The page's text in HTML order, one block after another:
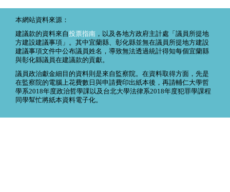
本網站資料來源：
建議款的資料來自投票指南 ，以及各地方政府主計處「議員所提地
方建設建議事項」。其中宜蘭縣、彰化縣並無在議員所提地方建設
建議事項文件中公布議員姓名，導致無法透過統計得知每個宜蘭縣
與彰化縣議員在建議款的貢獻。
議員政治獻金細目的資料則是來自監察院。在資料取得方面，先是
在監察院的電腦上花費數日與申請費印出紙本後，再請輔仁大學哲
學系2018年度政治哲學課以及台北大學法律系2018年度犯罪學課程
同學幫忙將紙本資料電子化。